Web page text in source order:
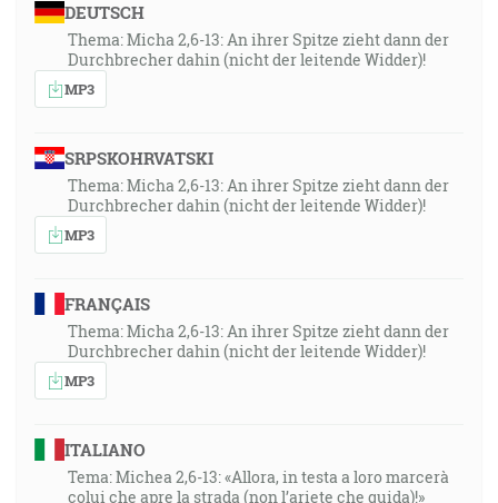
DEUTSCH
Thema: Micha 2,6-13: An ihrer Spitze zieht dann der
Durchbrecher dahin (nicht der leitende Widder)!
MP3
SRPSKOHRVATSKI
Thema: Micha 2,6-13: An ihrer Spitze zieht dann der
Durchbrecher dahin (nicht der leitende Widder)!
MP3
FRANÇAIS
Thema: Micha 2,6-13: An ihrer Spitze zieht dann der
Durchbrecher dahin (nicht der leitende Widder)!
MP3
ITALIANO
Tema: Michea 2,6-13: «Allora, in testa a loro marcerà
colui che apre la strada (non l’ariete che guida)!»